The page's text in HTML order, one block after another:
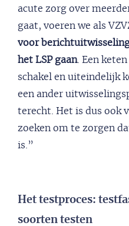
acute zorg over
gaat, voeren we als
voor
het LSP gaan. Een
schakel en uiteindelijk
een ander
terecht. Het is dus ook
zoeken om te zorgen
is.”
Het testproces:
soorten testen